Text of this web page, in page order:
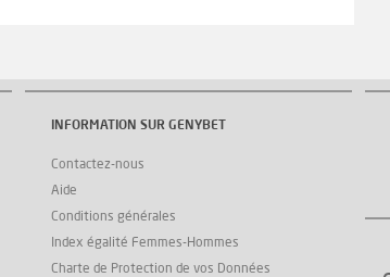
INFORMATION SUR GENYBET
Contactez-nous
Aide
Conditions générales
Index égalité Femmes-Hommes
Charte de Protection de vos Données